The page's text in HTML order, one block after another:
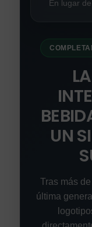
UN
Tras más de
última
En lugar